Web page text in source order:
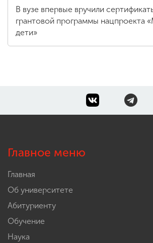
В вузе впервые вручили
грантовой программы нацпроекта
дети»
Главное меню
Главная
Об университете
Абитуриенту
Обучение
Наука